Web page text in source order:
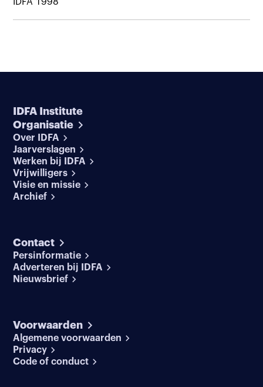
IDFA Institute
Organisatie
Over IDFA
Jaarverslagen
Werken bij IDFA
Vrijwilligers
Visie en missie
Archief
Contact
Persinformatie
Adverteren bij IDFA
Nieuwsbrief
Voorwaarden
Algemene voorwaarden
Privacy
Code of conduct